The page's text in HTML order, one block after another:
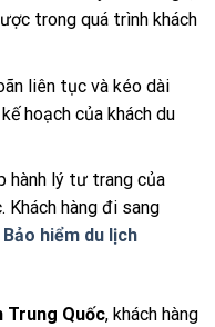
trong quá trình khách
liên tục và kéo dài
hoạch của khách du
hành lý tư trang của
Khách hàng đi sang
Bảo hiểm du lịch
Trung Quốc, khách hàng